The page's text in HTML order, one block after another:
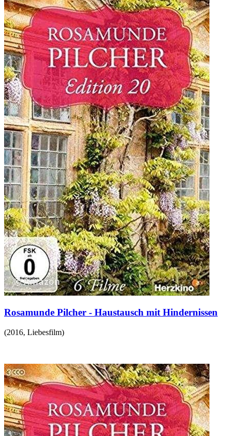
Rosamunde Pilcher - Haustausch mit Hindernissen
(2016, Liebesfilm)